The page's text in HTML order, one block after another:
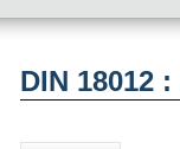
DIN 18012